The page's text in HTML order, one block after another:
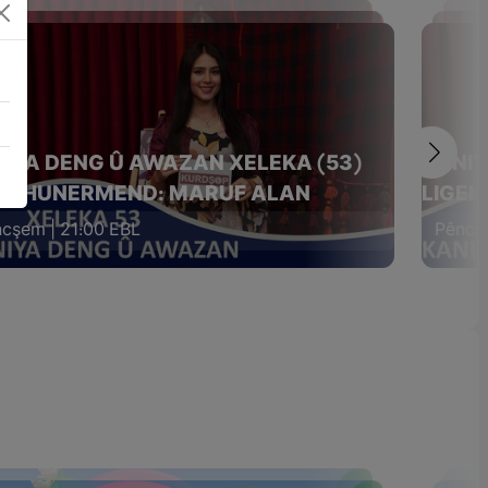
DENG Û AWAZAN XELEKA (53)
HUNERMEND: MARUF ALAN
| 21:00 EBL